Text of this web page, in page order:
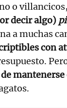
o
decir algo)
a muchas
con
de mantenerse